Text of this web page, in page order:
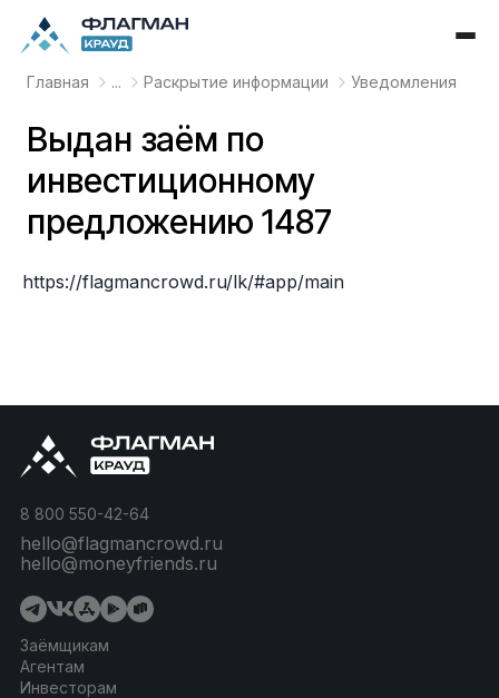
Главная ... Раскрытие информации Уведомления
Выдан заём по
инвестиционному
предложению 1487
https://flagmancrowd.ru/lk/#app/main
Заёмщикам
Агентам
Инвесторам
8 800 550-42-64
hello@flagmancrowd.ru
hello@moneyfriends.ru